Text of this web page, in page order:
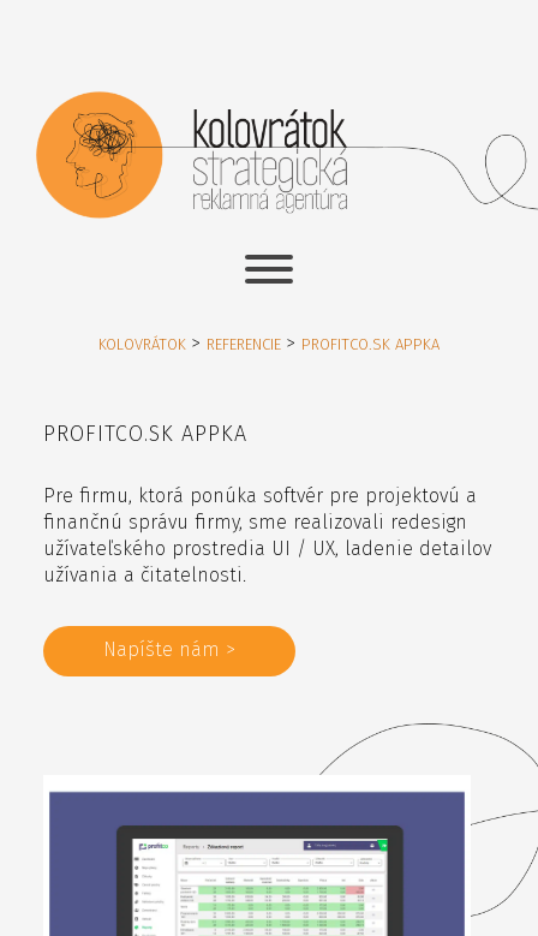
KOLOVRÁTOK > REFERENCIE > PROFITCO.SK APPKA
PROFITCO.SK APPKA
Pre firmu, ktorá ponúka softvér pre projektovú a
finančnú správu firmy, sme realizovali redesign
užívateľského prostredia UI / UX, ladenie detailov
užívania a čitatelnosti.
Napíšte nám >